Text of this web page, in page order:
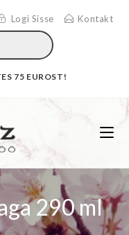
Logi Sisse Kontakt
75 EUROST!
290 ml